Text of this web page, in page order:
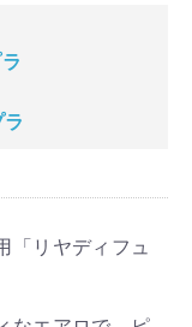
「リヤディフュ